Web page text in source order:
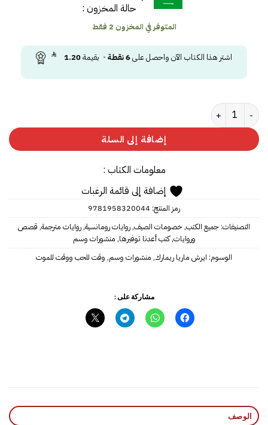
حالة المخزون :
المتوفر في المخزون 2 فقط
اشتر هذا الكتاب الآن واحصل على6نقطة- بقيمة1.20
كمية ‎وقت للحب ووقت للموت‎
إضافة إلى السلة
معلومات الكتاب :
إضافة إلى قائمة الرغبات
رمز المنتج: ‎9781958320044‎‎
التصنيفات: جميع الكتب,خصومات الصيف,روايات رومانسية,روايات مترجمة, قصص
وروايات,كتب أعدنا توفيرها, منشورات وسم
الوسوم: ايرش ماريا ريمارك, منشورات وسم, وقت للحب ووقت للموت
مشاركة على :
الوصف